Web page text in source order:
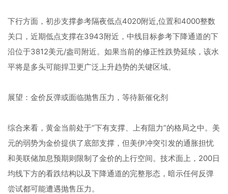
下行方面，初步支撑参考隔夜低点4020附近,位置和4000整数
关口，近期低点支撑在3943附近，中线目标参考下降通道的下
沿位于3812美元/盎司附近。如果当前的修正性跌势延续，该水
平将是多头可能捍卫更广泛上升趋势的关键区域。
展望：金价反弹或面临抛售压力，等待新催化剂
综合来看，黄金当前处于“下有支撑、上有阻力”的格局之中。美
元的弱势为金价提供了底部支撑，但美伊冲突引发的通胀担忧
和美联储加息预期则限制了金价的上行空间。技术面上，200日
均线下方的看跌结构以及下降通道的完整形态，暗示任何反弹
尝试都可能遭遇抛售压力。